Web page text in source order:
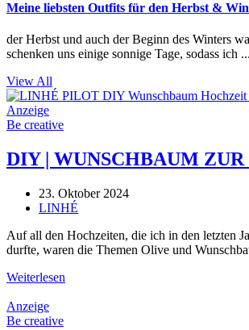
Meine liebsten Outfits für den Herbst &
der Herbst und auch der Beginn des Winters
schenken uns einige sonnige Tage, sodass ich ...
View All
Anzeige
Be creative
DIY | WUNSCHBAUM
23. Oktober 2024
LINHÉ
Auf all den Hochzeiten, die ich in den letzten
durfte, waren die Themen Olive und
Weiterlesen
Anzeige
Be creative